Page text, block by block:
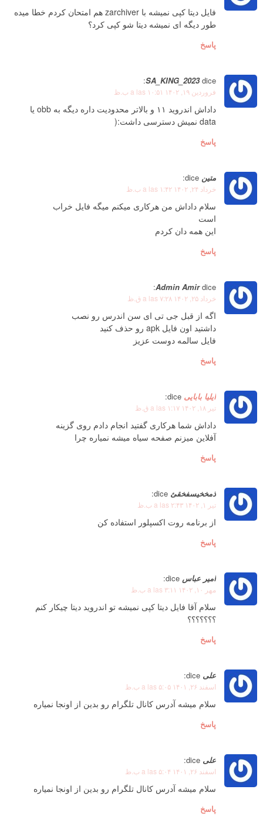
فایل دیتا کپی نمیشه با zarchiver هم امتحان کردم خطا میده
طور دیگه ای نمیشه دیتا شو کپی کرد؟
پاسخ
SA_KING_2023 dice:
فروردین ۱۹, ۱۴۰۲ a las ۱۰:۵۱ ب.ظ
داداش اندروید ۱۱ و بالاتر محدودیت داره دیگه به obb یا
data نمیش دسترسی داشت:(
پاسخ
متین dice:
خرداد ۲۴, ۱۴۰۲ a las ۱:۴۲ ب.ظ
سلام داداش من هرکاری میکنم میگه فایل خراب
است
این همه دان کردم
پاسخ
Admin Amir dice:
خرداد ۲۵, ۱۴۰۲ a las ۷:۲۸ ق.ظ
اگه از قبل جی تی ای سن اندرس رو نصب
داشتید اون فایل apk رو حذف کنید
فایل سالمه دوست عزیز
پاسخ
ایلیا بابایی dice:
تیر ۱۸, ۱۴۰۲ a las ۱:۱۷ ق.ظ
داداش شما هرکاری گفتید انجام دادم روی گزینه
آفلاین میزنم صفحه سیاه میشه نمیاره چرا
پاسخ
ذمخخیسفخقئ dice:
تیر ۱, ۱۴۰۲ a las ۲:۴۳ ب.ظ
از برنامه روت اکسپلور استفاده کن
پاسخ
امیر عباس dice:
مهر ۱۰, ۱۴۰۲ a las ۳:۱۱ ب.ظ
سلام آقا فایل دیتا کپی نمیشه تو اندروید دیتا چیکار کنم
؟؟؟؟؟؟؟
پاسخ
علی dice:
اسفند ۲۶, ۱۴۰۱ a las ۵:۰۵ ب.ظ
سلام میشه آدرس کانال تلگرام رو بدین از اونجا نمیاره
پاسخ
علی dice:
اسفند ۲۶, ۱۴۰۱ a las ۵:۰۴ ب.ظ
سلام میشه آدرس کانال تلگرام رو بدین از اونجا نمیاره
پاسخ